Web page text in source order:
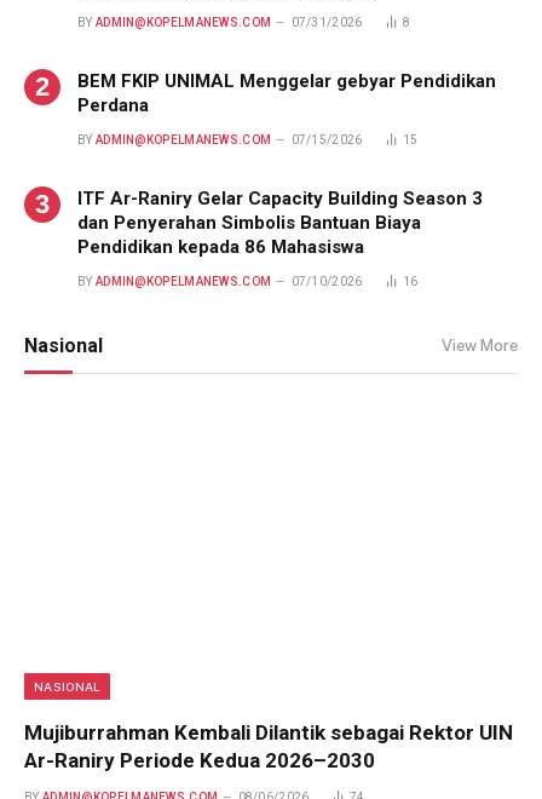
BY ADMIN@KOPELMANEWS.COM 07/31/2026 8
BEM FKIP UNIMAL Menggelar gebyar Pendidikan
Perdana
BY ADMIN@KOPELMANEWS.COM 07/15/2026 15
ITF Ar-Raniry Gelar Capacity Building Season 3
dan Penyerahan Simbolis Bantuan Biaya
Pendidikan kepada 86 Mahasiswa
BY ADMIN@KOPELMANEWS.COM 07/10/2026 16
Nasional View More
NASIONAL
Mujiburrahman Kembali Dilantik sebagai Rektor UIN
Ar-Raniry Periode Kedua 2026–2030